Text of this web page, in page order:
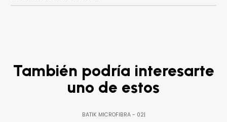
También podría interesarte
uno de estos
BATIK MICROFIBRA - 02|